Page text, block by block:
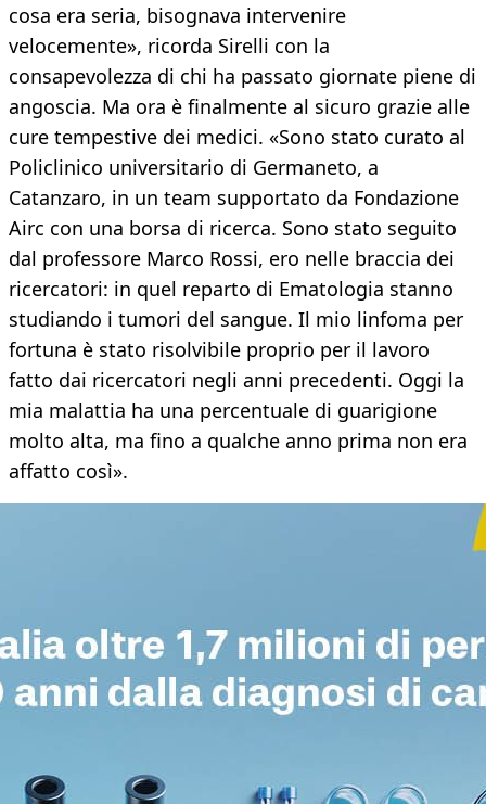
cosa era seria, bisognava intervenire
velocemente», ricorda Sirelli con la
consapevolezza di chi ha passato giornate piene di
angoscia. Ma ora è finalmente al sicuro grazie alle
cure tempestive dei medici. «Sono stato curato al
Policlinico universitario di Germaneto, a
Catanzaro, in un team supportato da Fondazione
Airc con una borsa di ricerca. Sono stato seguito
dal professore Marco Rossi, ero nelle braccia dei
ricercatori: in quel reparto di Ematologia stanno
studiando i tumori del sangue. Il mio linfoma per
fortuna è stato risolvibile proprio per il lavoro
fatto dai ricercatori negli anni precedenti. Oggi la
mia malattia ha una percentuale di guarigione
molto alta, ma fino a qualche anno prima non era
affatto così».